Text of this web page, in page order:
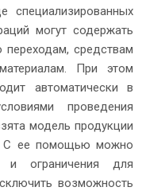
специализированных
могут содержать
средствам
При этом
автоматически в
проведения
модель продукции
С ее помощью можно
и ограничения для
возможность